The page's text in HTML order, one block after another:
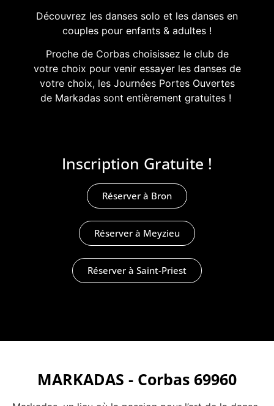
Découvrez les danses solo et les danses en
couples pour enfants & adultes !
Proche de Corbas choisissez le club de
votre choix pour venir essayer les danses de
votre choix, les Journées Portes Ouvertes
de Markadas sont entièrement gratuites !
Inscription Gratuite !
Réserver à Bron
Réserver à Meyzieu
Réserver à Saint-Priest
MARKADAS - Corbas 69960